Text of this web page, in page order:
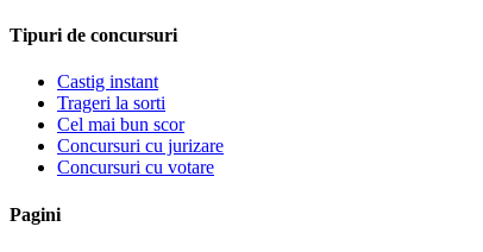
Tipuri de concursuri
Castig instant
Trageri la sorti
Cel mai bun scor
Concursuri cu jurizare
Concursuri cu votare
Pagini